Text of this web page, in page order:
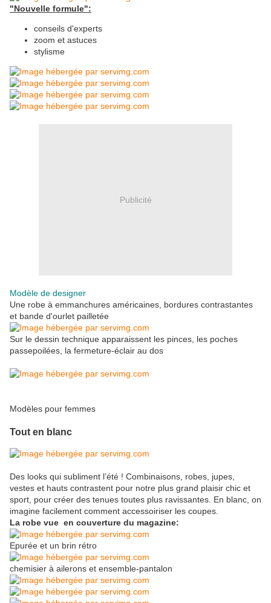
"Nouvelle formule":
conseils d'experts
zoom et astuces
stylisme
Publicité
Modèle de designer
Une robe à emmanchures américaines, bordures contrastantes
et bande d'ourlet pailletée
Sur le dessin technique apparaissent les pinces, les poches
passepoilées, la fermeture-éclair au dos
Modèles pour femmes
Tout en blanc
Des looks qui subliment l’été ! Combinaisons, robes, jupes,
vestes et hauts contrastent pour notre plus grand plaisir chic et
sport, pour créer des tenues toutes plus ravissantes. En blanc, on
imagine facilement comment accessoiriser les coupes.
La robe vue en couverture du magazine:
Epurée et un brin rétro
chemisier à ailerons et ensemble-pantalon